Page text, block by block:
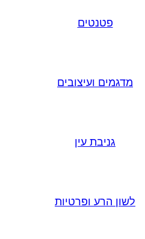
פטנטים
מדגמים ועיצובים
גניבת עין
לשון הרע ופרטיות